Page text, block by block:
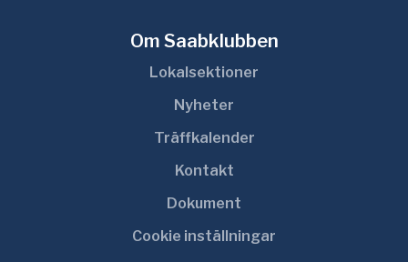
Om Saabklubben
Lokalsektioner
Nyheter
Träffkalender
Kontakt
Dokument
Cookie inställningar